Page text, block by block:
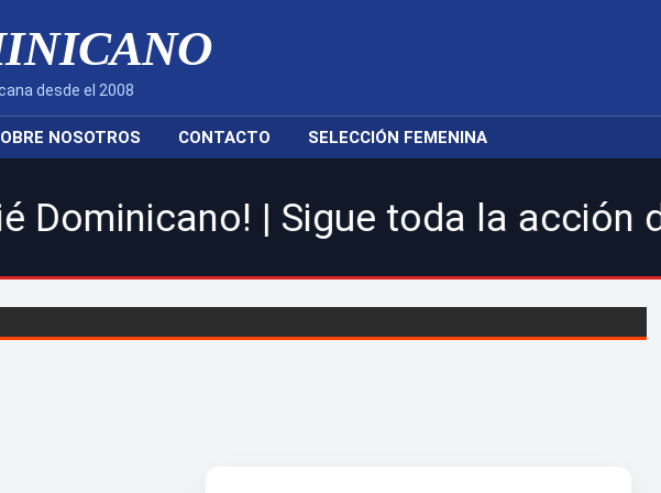
desde el 2008
NOSOTROS CONTACTO SELECCIÓN FEMENINA
| Sigue toda la acción de la